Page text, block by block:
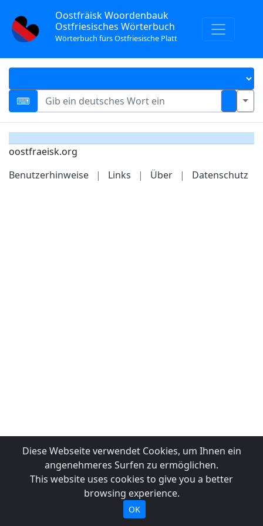
Oostfräisk Woordenbauk
Ostfriesisches Wörterbuch
Wörterbuch fürs Ostfriesische Platt
oostfraeisk.org
Benutzerhinweise
| Links | Über | Datenschutz
Diese Webseite verwendet Cookies, um Ihnen ein
angenehmeres Surfen zu ermöglichen.
This website uses cookies to give you a better
browsing experience.
OK